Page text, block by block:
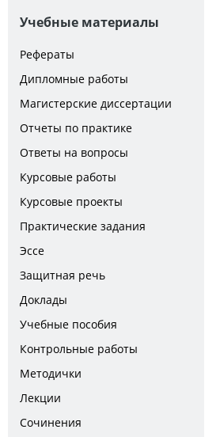
Учебные материалы
Рефераты
Дипломные работы
Магистерские диссертации
Отчеты по практике
Ответы на вопросы
Курсовые работы
Курсовые проекты
Практические задания
Эссе
Защитная речь
Доклады
Учебные пособия
Контрольные работы
Методички
Лекции
Сочинения